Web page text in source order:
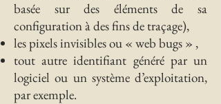
basée sur des éléments de sa
configuration à des fins de traçage),
les pixels invisibles ou « web bugs » ,
tout autre identifiant généré par un
logiciel ou un système d’exploitation,
par exemple.